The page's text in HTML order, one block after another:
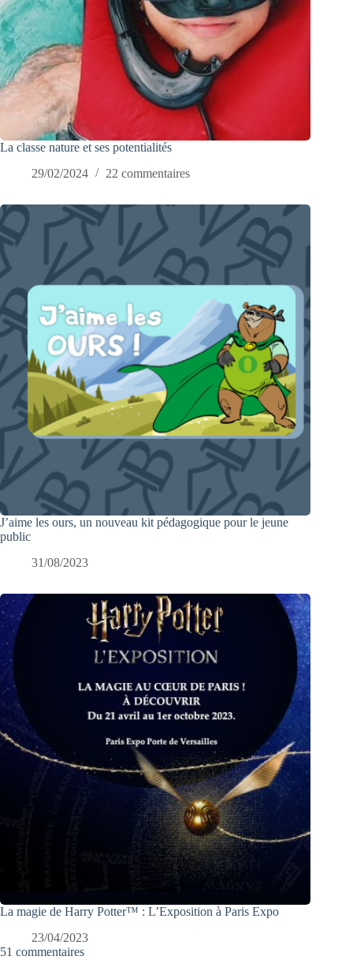
La classe nature et ses potentialités
29/02/2024
22 commentaires
J’aime les ours, un nouveau kit pédagogique pour le jeune
public
31/08/2023
La magie de Harry Potter™ : L’Exposition à Paris Expo
23/04/2023
51 commentaires